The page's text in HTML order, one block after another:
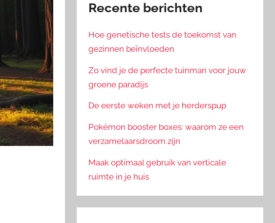
Recente berichten
Hoe genetische tests de toekomst van
gezinnen beïnvloeden
Zo vind je de perfecte tuinman voor jouw
groene paradijs
De eerste weken met je herderspup
Pokémon booster boxes: waarom ze een
verzamelaarsdroom zijn
Maak optimaal gebruik van verticale
ruimte in je huis